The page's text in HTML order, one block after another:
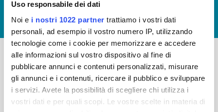
Uso responsabile dei dati
Noi e i nostri 1022 partner trattiamo i vostri dati
personali, ad esempio il vostro numero IP, utilizzando
tecnologie come i cookie per memorizzare e accedere
alle informazioni sul vostro dispositivo al fine di
pubblicare annunci e contenuti personalizzati, misurare
gli annunci e i contenuti, ricercare il pubblico e sviluppare
i servizi. Avete la possibilità di scegliere chi utilizza i
vostri dati e per quali scopi. Le vostre scelte in materia di
LAVORA CON NOI
Publiacqua S.p.A
Via Villamagna 90/c -
50126 Fi
-
FAQ
PRIVACY POLICY